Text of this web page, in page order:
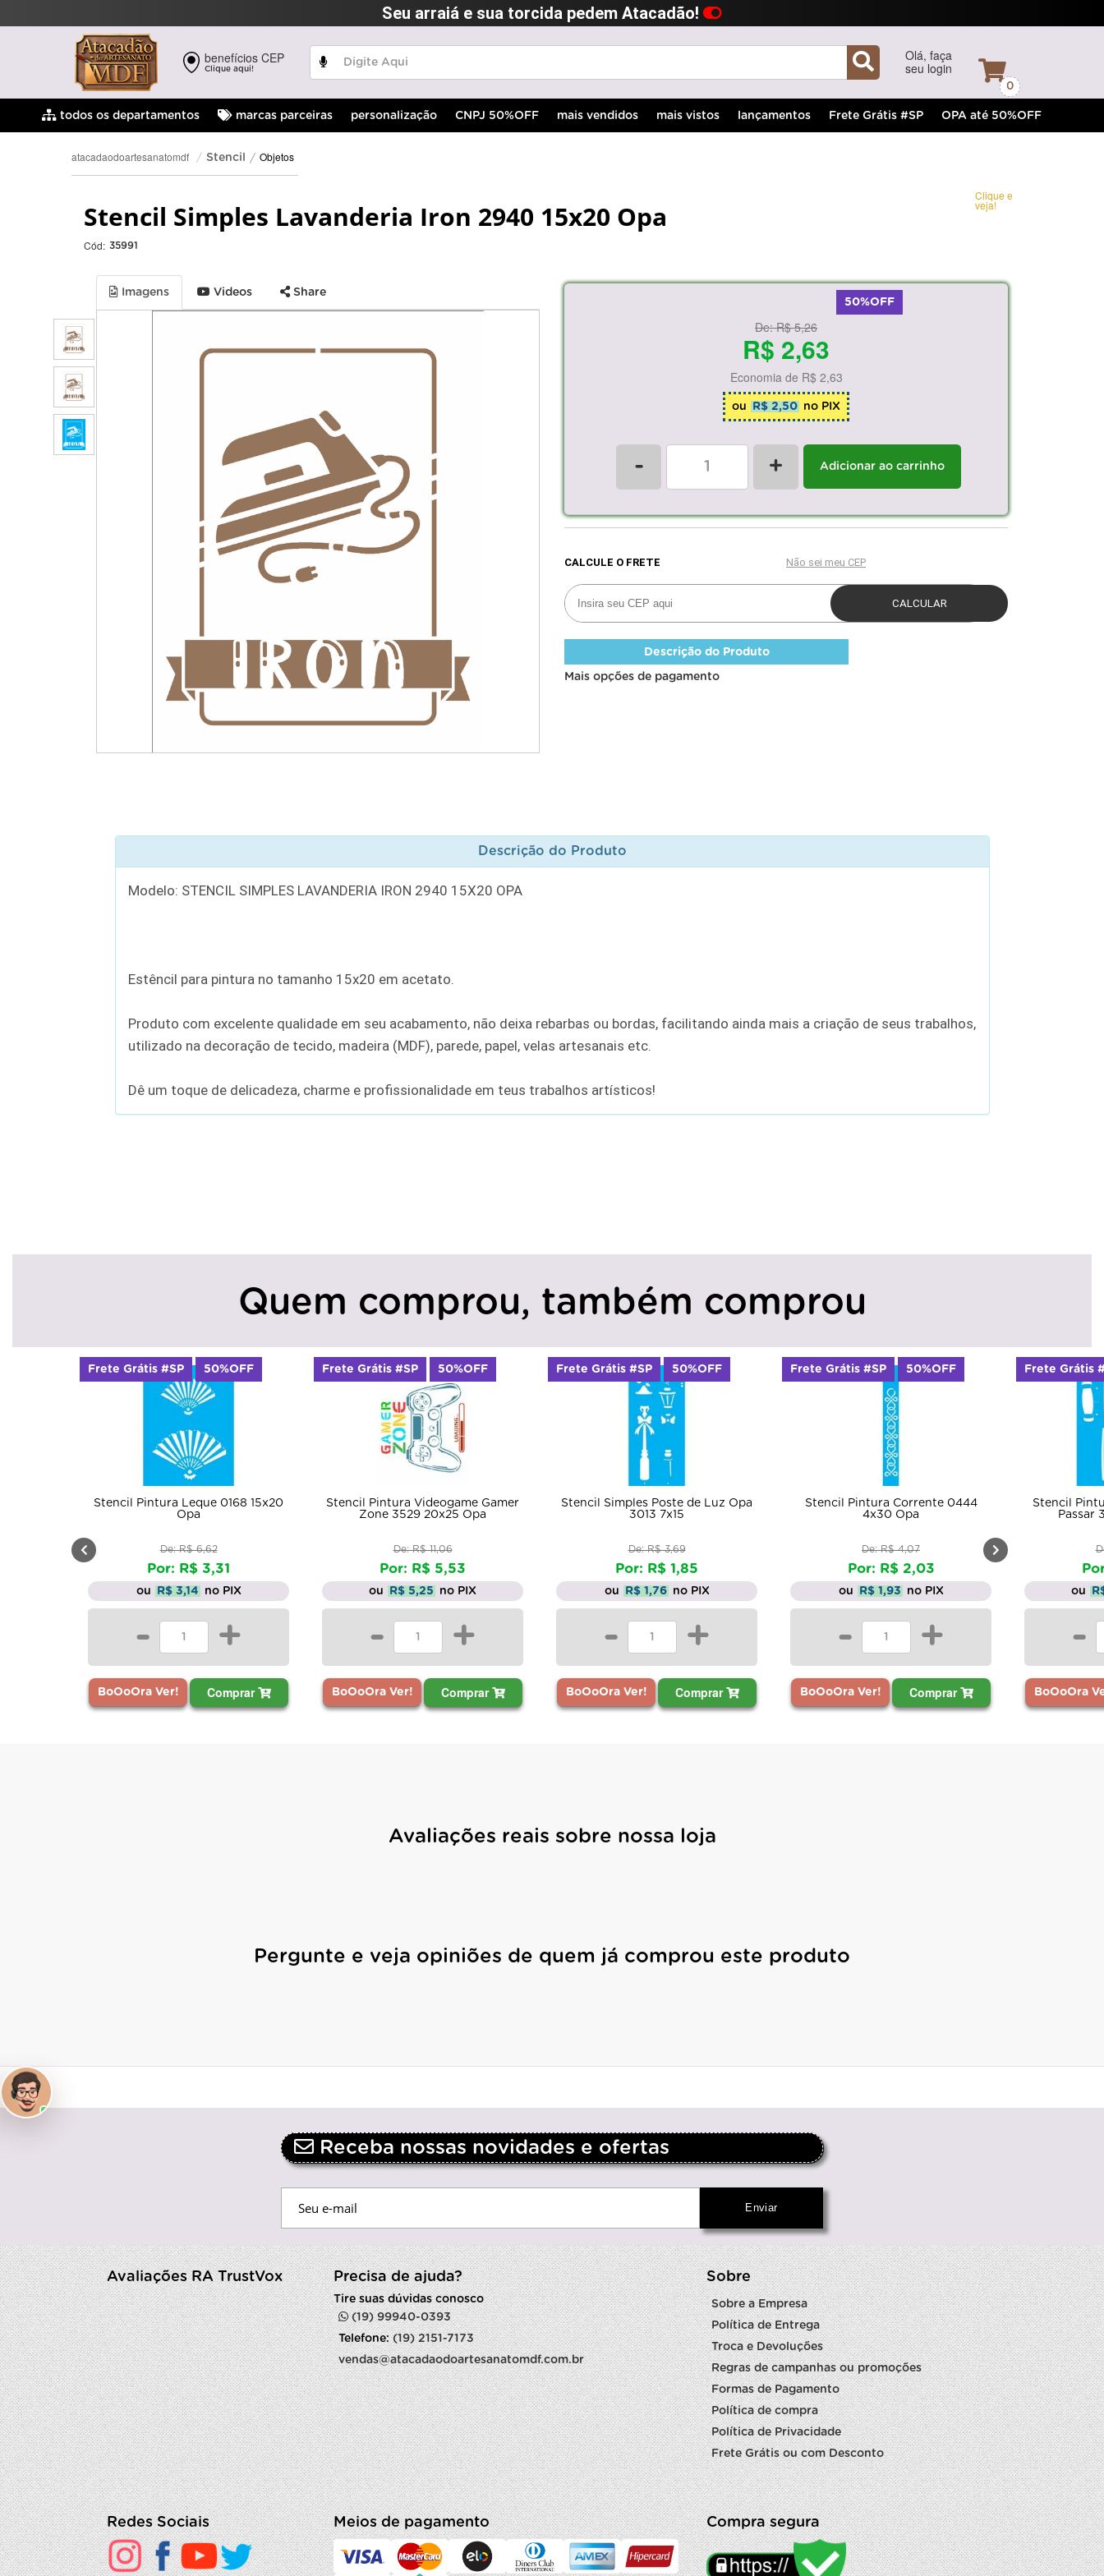
Seu arraiá e sua torcida pedem Atacadão!
benefícios CEP
Clique aqui!
Olá, faça
seu login
0
todos os departamentos marcas parceiras personalização CNPJ 50%OFF mais vendidos mais vistos lançamentos Frete Grátis #SP OPA até 50%OFF
atacadaodoartesanatomdf Stencil Objetos
Stencil Simples Lavanderia Iron 2940 15x20 Opa
Cód: 35991
Clique e
veja!
Imagens Videos
Share
50%OFF
De:R$ 5,26
R$ 2,63
Economia de R$ 2,63
ou R$ 2,50 no PIX
- + Adicionar ao carrinho
Descrição do Produto
Mais opções de pagamento
Descrição do Produto
Modelo: STENCIL SIMPLES LAVANDERIA IRON 2940 15X20 OPA
Estêncil para pintura no tamanho 15x20 em acetato.
Produto com excelente qualidade em seu acabamento, não deixa rebarbas ou bordas, facilitando ainda mais a criação de seus trabalhos,
utilizado na decoração de tecido, madeira (MDF), parede, papel, velas artesanais etc.
Dê um toque de delicadeza, charme e profissionalidade em teus trabalhos artísticos!
Quem comprou, também comprou
Stencil Pintura Leque 0168 15x20
Opa
De: R$ 6,62
Por: R$ 3,31
ou R$ 3,14 no PIX
- +
BoOoOra Ver! Comprar
Frete Grátis #SP 50%OFF
Stencil Pintura Videogame Gamer
Zone 3529 20x25 Opa
De: R$ 11,06
Por: R$ 5,53
ou R$ 5,25 no PIX
- +
BoOoOra Ver! Comprar
Frete Grátis #SP 50%OFF
Stencil Simples Poste de Luz Opa
3013 7x15
De: R$ 3,69
Por: R$ 1,85
ou R$ 1,76 no PIX
- +
BoOoOra Ver! Comprar
Frete Grátis #SP 50%OFF
Stencil Pintura Corrente 0444
4x30 Opa
De: R$ 4,07
Por: R$ 2,03
ou R$ 1,93 no PIX
- +
BoOoOra Ver! Comprar
Frete Grátis #SP 50%OFF
Stencil
Passar
ou
-
BoOoOra
Frete Grátis
Avaliações reais sobre nossa loja
Pergunte e veja opiniões de quem já comprou este produto
Receba nossas novidades e ofertas
Avaliações RA TrustVox Precisa de ajuda?
Tire suas dúvidas conosco
(19) 99940-0393
Telefone:(19) 2151-7173
vendas@atacadaodoartesanatomdf.com.br
Sobre
Sobre a Empresa
Política de Entrega
Troca e Devoluções
Regras de campanhas ou promoções
Formas de Pagamento
Política de compra
Política de Privacidade
Frete Grátis ou com Desconto
Redes Sociais Meios de pagamento Compra segura